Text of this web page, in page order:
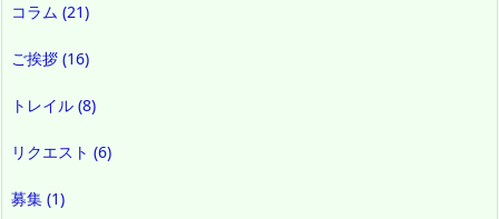
コラム (21)
ご挨拶 (16)
トレイル (8)
リクエスト (6)
募集 (1)